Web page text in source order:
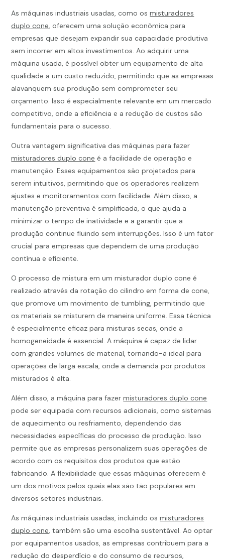
As máquinas industriais usadas, como osmisturadores
duplo cone, oferecem uma solução econômica para
empresas que desejam expandir sua capacidade produtiva
sem incorrer em altos investimentos. Ao adquirir uma
máquina usada, é possível obter um equipamento de alta
qualidade a um custo reduzido, permitindo que as empresas
alavanquem sua produção sem comprometer seu
orçamento. Isso é especialmente relevante em um mercado
competitivo, onde a eficiência e a redução de custos são
fundamentais para o sucesso.
Outra vantagem significativa das máquinas para fazer
misturadores duplo cone é a facilidade de operação e
manutenção. Esses equipamentos são projetados para
serem intuitivos, permitindo que os operadores realizem
ajustes e monitoramentos com facilidade. Além disso, a
manutenção preventiva é simplificada, o que ajuda a
minimizar o tempo de inatividade e a garantir que a
produção continue fluindo sem interrupções. Isso é um fator
crucial para empresas que dependem de uma produção
contínua e eficiente.
O processo de mistura em um misturador duplo cone é
realizado através da rotação do cilindro em forma de cone,
que promove um movimento de tumbling, permitindo que
os materiais se misturem de maneira uniforme. Essa técnica
é especialmente eficaz para misturas secas, onde a
homogeneidade é essencial. A máquina é capaz de lidar
com grandes volumes de material, tornando-a ideal para
operações de larga escala, onde a demanda por produtos
misturados é alta.
Além disso, a máquina para fazermisturadores duplo cone
pode ser equipada com recursos adicionais, como sistemas
de aquecimento ou resfriamento, dependendo das
necessidades específicas do processo de produção. Isso
permite que as empresas personalizem suas operações de
acordo com os requisitos dos produtos que estão
fabricando. A flexibilidade que essas máquinas oferecem é
um dos motivos pelos quais elas são tão populares em
diversos setores industriais.
As máquinas industriais usadas, incluindo osmisturadores
duplo cone, também são uma escolha sustentável. Ao optar
por equipamentos usados, as empresas contribuem para a
redução do desperdício e do consumo de recursos,